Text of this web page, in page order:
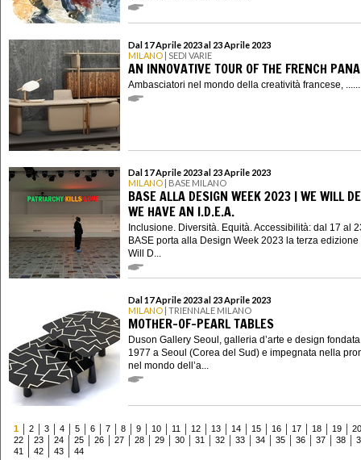
Dal 17 Aprile 2023 al 23 Aprile 2023
MILANO | SEDI VARIE
AN INNOVATIVE TOUR OF THE FRENCH
Ambasciatori nel mondo della creatività francese, ......
Dal 17 Aprile 2023 al 23 Aprile 2023
MILANO | BASE MILANO
BASE ALLA DESIGN WEEK 2023 | WE WILL
WE HAVE AN I.D.E.A.
Inclusione. Diversità. Equità. Accessibilità: dal 17 al
BASE porta alla Design Week 2023 la terza edizione
Will D...
Dal 17 Aprile 2023 al 23 Aprile 2023
MILANO | TRIENNALE MILANO
MOTHER-OF-PEARL TABLES
Duson Gallery Seoul, galleria d’arte e design
1977 a Seoul (Corea del Sud) e impegnata nella
nel mondo dell’a...
1 2 3 4 5 6 7 8 9 10 11 12 13 14 15 16 17 18 19
20
22
23 24 25 26 27 28 29 30 31 32 33 34 35 36 37 38
41
42 43
44